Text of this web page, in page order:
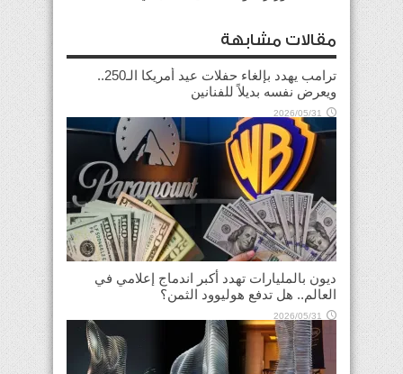
مقالات مشابهة
ترامب يهدد بإلغاء حفلات عيد أمريكا الـ250..
ويعرض نفسه بديلاً للفنانين
2026/05/31
ديون بالمليارات تهدد أكبر اندماج إعلامي في
العالم.. هل تدفع هوليوود الثمن؟
2026/05/31